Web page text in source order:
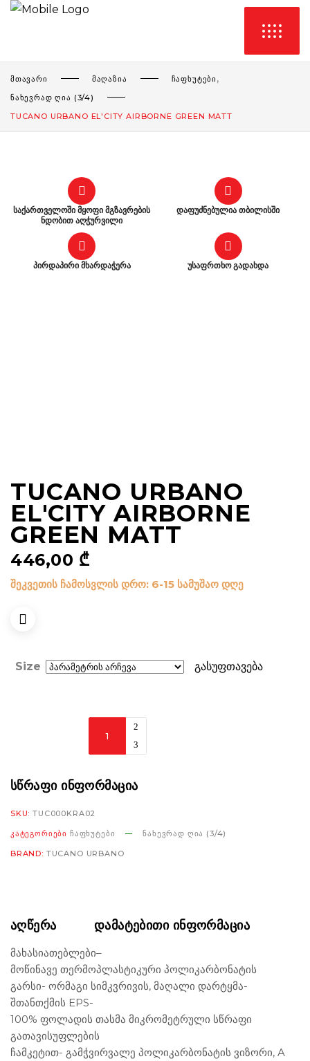
ᲛᲗᲐᲕᲐᲠᲘ ᲛᲐᲦᲐᲖᲘᲐ ᲩᲐᲤᲮᲣᲢᲔᲑᲘ,
ᲜᲐᲮᲔᲕᲠᲐᲓ ᲦᲘᲐ (3/4)
TUCANO URBANO EL'CITY AIRBORNE GREEN MATT
საქართველოში მყოფი მგზავრების
ნდობით აღჭურვილი
დაფუძნებულია თბილისში
პირდაპირი მხარდაჭერა უსაფრთხო გადახდა
TUCANO URBANO
EL'CITY AIRBORNE
GREEN MATT
446,00 ₾
შეკვეთის ჩამოსვლის დრო: 6-15 სამუშაო დღე
Size გასუფთავება
airborne
matt
რაოდენობა
ᲡᲬᲠᲐᲤᲘ ᲘᲜᲤᲝᲠᲛᲐᲪᲘᲐ
SKU:TUC000KRA02
ᲙᲐᲢᲔᲒᲝᲠᲘᲔᲑᲘ ᲩᲐᲤᲮᲣᲢᲔᲑᲘ ᲜᲐᲮᲔᲕᲠᲐᲓ ᲦᲘᲐ (3/4)
BRAND: TUCANO URBANO
ᲐᲦᲬᲔᲠᲐ ᲓᲐᲛᲐᲢᲔᲑᲘᲗᲘ ᲘᲜᲤᲝᲠᲛᲐᲪᲘᲐ
მახასიათებლები–
მოწინავე თერმოპლასტიკური პოლიკარბონატის
გარსი- ორმაგი სიმკვრივის, მაღალი დარტყმა-
შთანთქმის EPS-
100% ფოლადის თასმა მიკრომეტრული სწრაფი
გათავისუფლების
ჩამკეტით- გამჭვირვალე პოლიკარბონატის ვიზორი, A